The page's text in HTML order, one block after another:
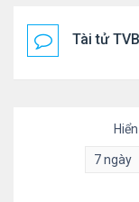
Tài tử